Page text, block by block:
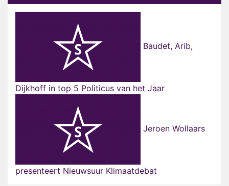
Baudet, Arib,
Dijkhoff in top 5 Politicus van het Jaar
Jeroen Wollaars
presenteert Nieuwsuur Klimaatdebat